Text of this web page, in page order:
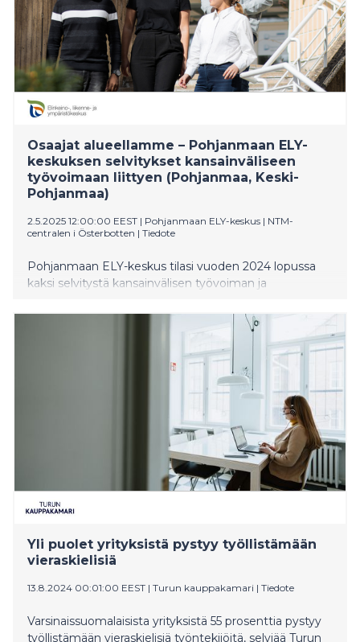
Osaajat alueellamme – Pohjanmaan ELY-
keskuksen selvitykset kansainväliseen
työvoimaan liittyen (Pohjanmaa, Keski-
Pohjanmaa)
2.5.2025 12:00:00 EEST | Pohjanmaan ELY-keskus | NTM-
centralen i Österbotten | Tiedote
Pohjanmaan ELY-keskus tilasi vuoden 2024 lopussa
kaksi selvitystä kansainvälisen työvoiman ja
julkaistiin keväällä 2025 Pohjanmaan ELY-keskuksen
sidosryhmätilaisuudessa. Selvitysten tilaamisen
taustalla olivat Pohjanmaan ELY-keskuksen
koordinoiman Talent Coastline -ekosysteemin
toimijoiden yhteiset keskustelut sekä Talent Breakfast
-tapahtumassa esiin nousseet ideat, jotka heijastivat
kansainvälisten osaajien näkemyksiä ja tarpeita
alueella. Keskusteluissa on toistuvasti noussut esiin
alueen haasteet kansainvälisten osaajien
pitovoimassa. Selvityksillä haluttiin kartoittaa sekä
osaajien omia näkemyksiä ratkaisukeinoista että
tilastollista tietoa maahanmuuton ja kotoutumisen
Yli puolet yrityksistä pystyy työllistämään
vieraskielisiä
13.8.2024 00:01:00 EEST | Turun kauppakamari | Tiedote
Varsinaissuomalaisista yrityksistä 55 prosenttia pystyy
työllistämään vieraskielisiä työntekijöitä, selviää Turun